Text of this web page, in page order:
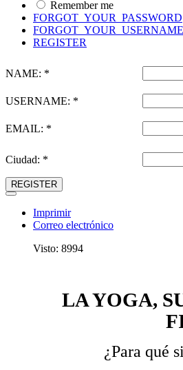
Remember me
FORGOT_YOUR_PASSWORD
FORGOT_YOUR_USERNAME
REGISTER
NAME: *
USERNAME: *
EMAIL: *
Ciudad: *
REGISTER
Imprimir
Correo electrónico
Visto: 8994
LA YOGA,
¿Para qué